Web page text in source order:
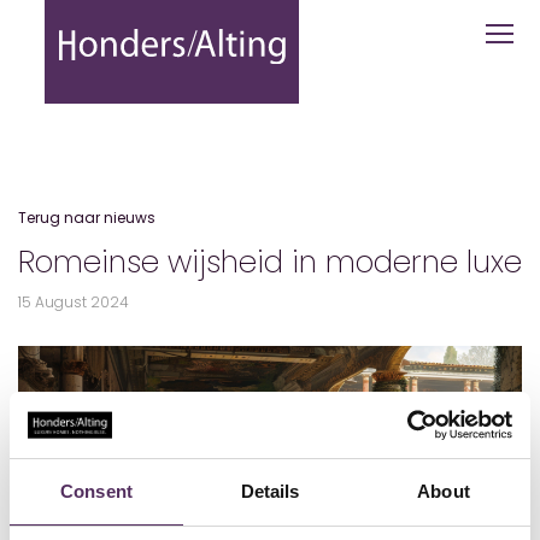
Consent Details About
Romeinse wijsheid in moderne luxe
Terug naar nieuws
Romeinse wijsheid in moderne luxe
15 August 2024